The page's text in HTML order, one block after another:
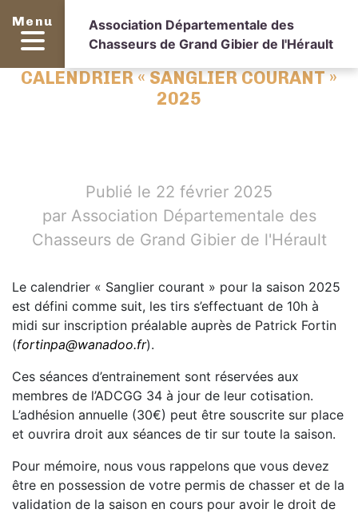
Menu
Association Départementale des
Chasseurs de Grand Gibier de l'Hérault
CALENDRIER « SANGLIER COURANT »
2025
Publié le 22 février 2025
par Association Départementale des
Chasseurs de Grand Gibier de l'Hérault
Le calendrier « Sanglier courant » pour la saison 2025
est défini comme suit, les tirs s’effectuant de 10h à
midi sur inscription préalable auprès de Patrick Fortin
(fortinpa@wanadoo.fr).
Ces séances d’entrainement sont réservées aux
membres de l’ADCGG 34 à jour de leur cotisation.
L’adhésion annuelle (30€) peut être souscrite sur place
et ouvrira droit aux séances de tir sur toute la saison.
Pour mémoire, nous vous rappelons que vous devez
être en possession de votre permis de chasser et de la
validation de la saison en cours pour avoir le droit de